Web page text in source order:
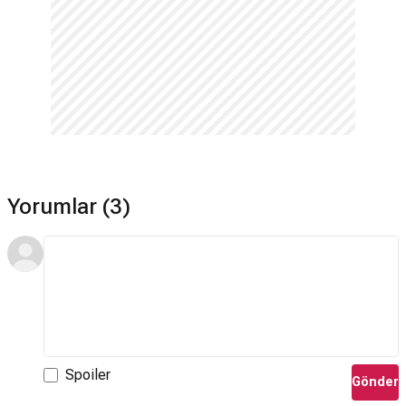
Hayır. Robin Hood&#039;un Ölümü filmi +18 değildir.
Bütçesi 25.000.000$'dir.
Yorumlar (3)
Spoiler Gönder